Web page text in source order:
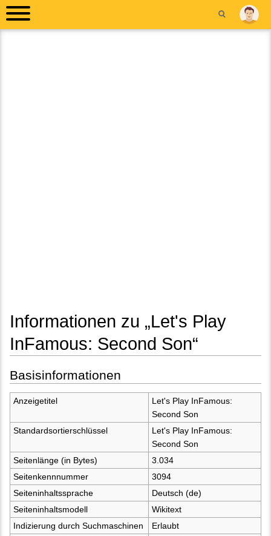
Informationen zu „Let's Play
InFamous: Second Son“
Basisinformationen
Anzeigetitel
Let's Play InFamous:
Second Son
Standardsortierschlüssel
Let's Play InFamous:
Second Son
Seitenlänge (in Bytes)
3.034
Seitenkennnummer
3094
Seiteninhaltssprache
Deutsch (de)
Seiteninhaltsmodell
Wikitext
Indizierung durch Suchmaschinen
Erlaubt